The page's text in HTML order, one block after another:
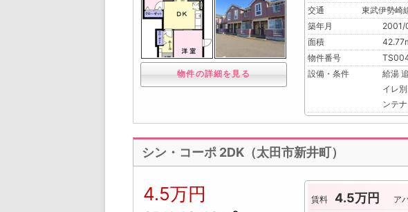
物件の詳細を見る
交通
東武伊勢崎
築年月
2001/
面積
物件番号
設備・条件
給湯
イレ別
ンテナ
シン・コーポ 2DK（太田市新井町）
4.5万円 賃料 4.5万円 ア